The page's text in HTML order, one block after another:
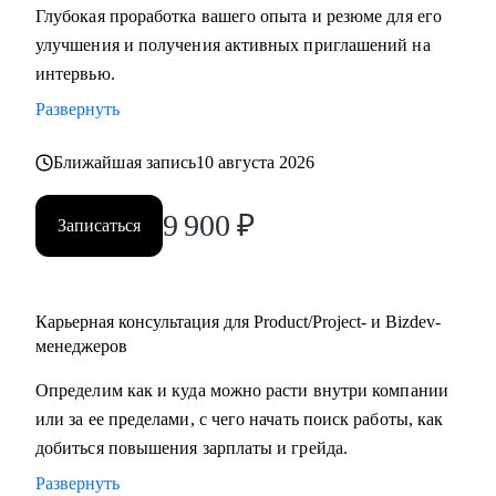
С чем помогу:
• Создать качественное резюме «с нуля» или
скорректировать имеющееся с учетом карьерных целей.
• Подготовиться к интервью, грамотно презентовать опыт
и сформулировать ответы на сложные
вопросы.
• Сделать ревью ваших текущих навыков и наметить
manager-a.
• Продактам от junior до lead расскажу, как улучшать
продуктом.
Кому могу помочь:
• Тем, кто хочет войти в IT и начать строить карьеру с нуля,
Глубокая проработка вашего опыта и резюме для его
улучшения и получения активных приглашений на
интервью.
Развернуть
Ближайшая запись10 августа 2026
Записаться 9 900 ₽
Карьерная консультация для Product/Project- и Bizdev-
менеджеров
Определим как и куда можно расти внутри компании
или за ее пределами, с чего начать поиск работы, как
добиться повышения зарплаты и грейда.
Развернуть